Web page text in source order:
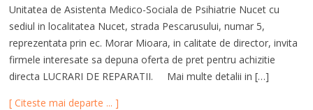
Unitatea de Asistenta Medico-Sociala de Psihiatrie Nucet cu
sediul in localitatea Nucet, strada Pescarusului, numar 5,
reprezentata prin ec. Morar Mioara, in calitate de director, invita
firmele interesate sa depuna oferta de pret pentru achizitie
directa LUCRARI DE REPARATII. Mai multe detalii in […]
[ Citeste mai departe ... ]